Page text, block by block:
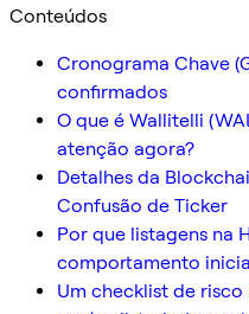
Conteúdos
Cronograma Chave
confirmados
O que é Wallitelli
atenção agora?
Detalhes da
Confusão de Ticker
Por que listagens na
comportamento
Um checklist de